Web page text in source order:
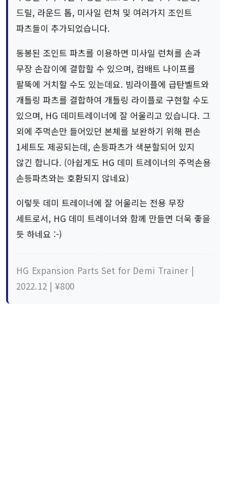
드릴, 라운드 톱, 미사일 런쳐 및 여러가지 조인트
파츠들이 추가되었습니다.
동봉된 조인트 파츠를 이용하면 미사일 런쳐를 손과
무장 손잡이에 결합할 수 있으며, 컴배트 나이프를
팔뚝에 거치할 수도 있는데요. 빔라이플에 급탄벨트와
개틀링 파츠를 결합하여 개틀링 라이플로 구현할 수도
있으며, HG 데미트레이너에 잘 어울리고 있습니다. 그
외에 주먹손만 들어있던 본체를 보완하기 위해 편손
1세트도 제공되는데, 손등파츠가 색분할되어 있지
않긴 합니다. (아쉽게도 HG 데미 트레이너의 주먹손용
손등파츠와는 호환되지 않네요)
이렇듯 데미 트레이너에 잘 어울리는 전용 무장
세트로서, HG 데미 트레이너와 함께 만들면 더욱 좋을
듯 하네요 :-)
HG Expansion Parts Set for Demi Trainer |
2022.12 | ¥800